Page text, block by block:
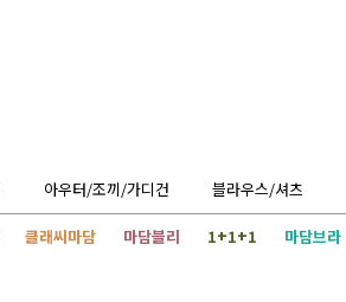
아우터/조끼/가디건 블라우스/셔츠
클래씨마담 마담블리 1+1+1 마담브라